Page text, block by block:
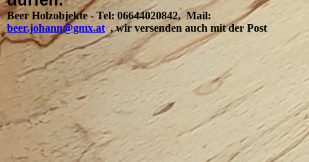
Beer Holzobjekte - Tel: 06644020842, Mail:
beer.johann@gmx.at , wir versenden auch mit der Post